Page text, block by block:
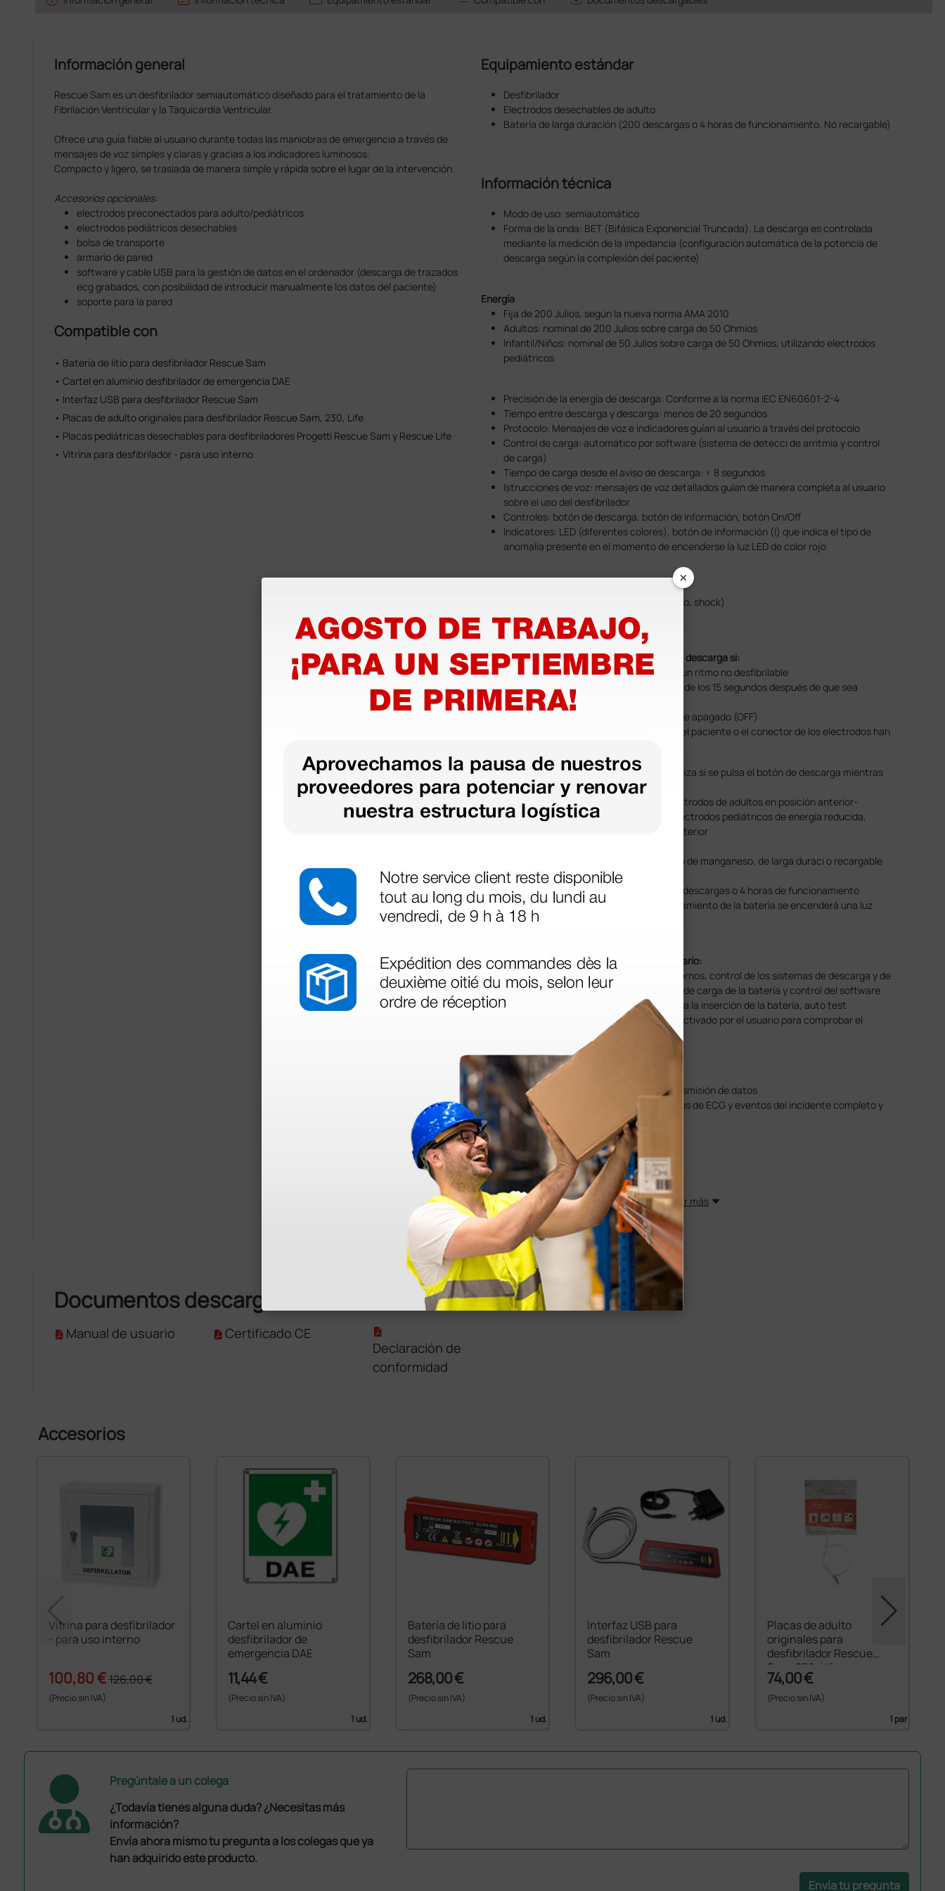
Información general
Rescue Sam es un desfibrilador semiautomático diseñado para el tratamiento de la
Fibrilación Ventricular y la Taquicardia Ventricular.
Ofrece una guía fiable al usuario durante todas las maniobras de emergencia a través de
mensajes de voz simples y claras y gracias a los indicadores luminosos.
Compacto y ligero, se traslada de manera simple y rápida sobre el lugar de la intervención.
Accesorios opcionales:
electrodos preconectados para adulto/pediátricos
electrodos pediátricos desechables
bolsa de transporte
armario de pared
software y cable USB para la gestión de datos en el ordenador (descarga de trazados
ecg grabados, con posibilidad de introducir manualmente los datos del paciente)
soporte para la pared
Compatible con
• Batería de litio para desfibrilador Rescue Sam
• Cartel en aluminio desfibrilador de emergencia DAE
• Interfaz USB para desfibrilador Rescue Sam
• Placas de adulto originales para desfibrilador Rescue Sam, 230, Life
• Placas pediátricas desechables para desfibriladores Progetti Rescue Sam y Rescue Life
• Vitrina para desfibrilador - para uso interno
Equipamiento estándar
Desfibrilador
Electrodos desechables de adulto
Batería de larga duración (200 descargas o 4 horas de funcionamiento. No recargable)
Información técnica
Modo de uso: semiautomático
Forma de la onda: BET (Bifásica Exponencial Truncada). La descarga es controlada
mediante la medición de la impedancia (configuración automática de la potencia de
descarga según la complexión del paciente)
Energía
Fija de 200 Julios, según la nueva norma AMA 2010
Adultos: nominal de 200 Julios sobre carga de 50 Ohmios
Infantil/Niños: nominal de 50 Julios sobre carga de 50 Ohmios, utilizando electrodos
pediátricos
Precisión de la energía de descarga: Conforme a la norma IEC EN60601-2-4
Tiempo entre descarga y descarga: menos de 20 segundos
Protocolo: Mensajes de voz e indicadores guían al usuario a través del protocolo
Control de carga: automático por software (sistema de detecci de arritmia y control
de carga)
Tiempo de carga desde el aviso de descarga: < 8 segundos
Istrucciones de voz: mensajes de voz detallados guían de manera completa al usuario
sobre el uso del desfibrilador
Controles: botón de descarga, botón de información, botón On/Off
Indicatores: LED (diferentes colores), botón de información (i) que indica el tipo de
anomalía presente en el momento de encenderse la luz LED de color rojo
Mensaje ve voz claro (pulsar el botón rojo, shock)
Botón rojo de descarga parpadeando
Descarga: una vez cargado el desfibrilador de descarga si:
El ritmo cardíaco del paciente cambia a un ritmo no desfibrilable
El botón de descarga no se pulsa dentro de los 15 segundos después de que sea
cargado
El botón On/Off se cambia a la posición de apagado (OFF)
Los electrodos se han desconectados del paciente o el conector de los electrodos han
Descarga de energía: la descarga se realiza si se pulsa el botón de descarga mientras
el desfibrilador está cargado
Vector de la descarga: mediante los electrodos de adultos en posición anterior-
anterior (derivación II) o mediante los electrodos pediátricos de energía reducida,
posicionados en la posición anterior-posterior
Batería: 12 Voltios CC, 4.2 Ah litio-dióxido de manganeso, de larga duraci o recargable
(4 años)
Capacidad de la batería: mínimo de 200 descargas o 4 horas de funcionamiento
continuo (4/5 descargas antes del agotamiento de la batería se encenderá una luz
LED de color rojo)
Auto test automáticos y activados por el usuario:
Auto test diario: control de circuitos internos, control de los sistemas de descarga y de
la forma de onda, de la carga del estado de carga de la batería y control del software
Test de inserción de la batería: activado a la inserción de la batería, auto test
automático detallado, test interactivo activado por el usuario para comprobar el
estado completo del equipo
Registro y transmisión de datos:
Opcional: batería específica para la transmisión de datos
Datos almacenados: primeros 60 minutos de ECG y eventos del incidente completo y
de decisión de análisis
Medidas: 80×300×270 mm
Peso: 2.2 kg con batería instalada
Mostrar más
Documentos descargables
Manual de usuario
Certificado CE
Declaración de
conformidad
Accesorios
Vitrina para desfibrilador
- para uso interno
100,80 €126,00 €
(Precio sin IVA)
1 ud.
Cartel en aluminio
desfibrilador de
emergencia DAE
11,44 €
(Precio sin IVA)
1 ud.
Batería de litio para
desfibrilador Rescue
Sam
268,00 €
(Precio sin IVA)
1 ud.
Interfaz USB para
desfibrilador Rescue
Sam
296,00 €
(Precio sin IVA)
1 ud.
Placas de adulto
originales para
desfibrilador Rescue
Sam, 230, Life
74,00 €
(Precio sin IVA)
1 par
Pregúntale a un colega
¿Todavía tienes alguna duda? ¿Necesitas más
información?
Envía ahora mismo tu pregunta a los colegas que ya
han adquirido este producto.
Envía tu pregunta
×